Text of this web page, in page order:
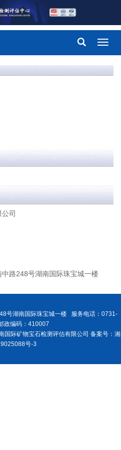
司
路248号湖南国际珠宝城一楼
号湖南国际珠宝城一楼 服务电话：0731-
政编码：410007
际矿物宝石检测评估有限公司 备案号：湘
号-3